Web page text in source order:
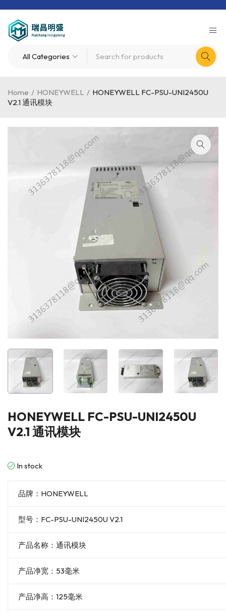
Home / HONEYWELL / HONEYWELL FC-PSU-UNI2450U
V2.1 通讯模块
HONEYWELL FC-PSU-UNI2450U
V2.1 通讯模块
In stock
品牌：HONEYWELL
型号：FC-PSU-UNI2450U V2.1
产品名称：通讯模块
产品净宽：53毫米
产品净高：125毫米